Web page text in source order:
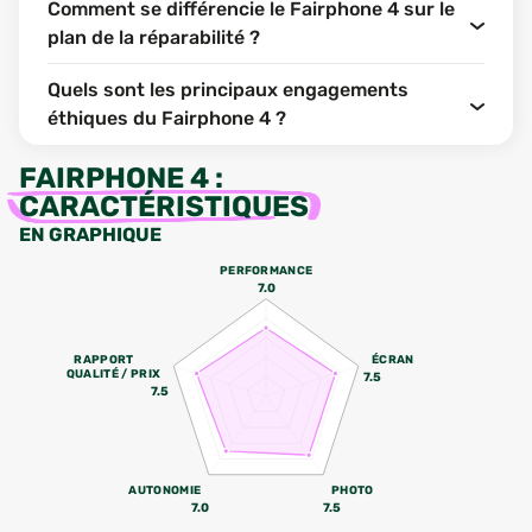
Comment se différencie le Fairphone 4 sur le
plan de la réparabilité ?
Quels sont les principaux engagements
éthiques du Fairphone 4 ?
FAIRPHONE 4 :
CARACTÉRISTIQUES
EN GRAPHIQUE
PERFORMANCE
7.0
ÉCRAN
7.5
PHOTO
7.5
AUTONOMIE
7.0
RAPPORT
QUALITÉ / PRIX
7.5